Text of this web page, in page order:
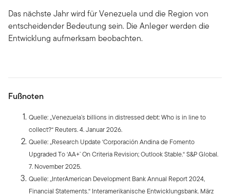
Das nächste Jahr wird für Venezuela und die Region von
entscheidender Bedeutung sein. Die Anleger werden die
Entwicklung aufmerksam beobachten.
Fußnoten
Quelle: „Venezuela’s billions in distressed debt: Who is in line to
collect?“ Reuters. 4. Januar 2026.
Quelle: „Research Update ‘Corporación Andina de Fomento
Upgraded To ‘AA+’ On Criteria Revision; Outlook Stable.“ S&P Global.
7. November 2025.
Quelle: „InterAmerican Development Bank Annual Report 2024,
Financial Statements.“ Interamerikanische Entwicklungsbank. März